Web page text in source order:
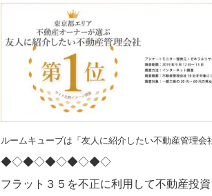
ルームキューブは「友人に紹介したい不動産管理会
◆◇◆◇◆◇◆◇◆◇
フラット３５を不正に利用して不動産投